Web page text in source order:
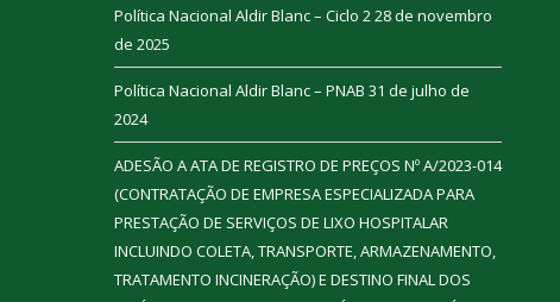
Política Nacional Aldir Blanc – Ciclo 228 de novembro
de 2025
Política Nacional Aldir Blanc – PNAB 31 de julho de
2024
ADESÃO A ATA DE REGISTRO DE PREÇOS Nº A/2023-014
(CONTRATAÇÃO DE EMPRESA ESPECIALIZADA PARA
PRESTAÇÃO DE SERVIÇOS DE LIXO HOSPITALAR
INCLUINDO COLETA, TRANSPORTE, ARMAZENAMENTO,
TRATAMENTO INCINERAÇÃO) E DESTINO FINAL DOS